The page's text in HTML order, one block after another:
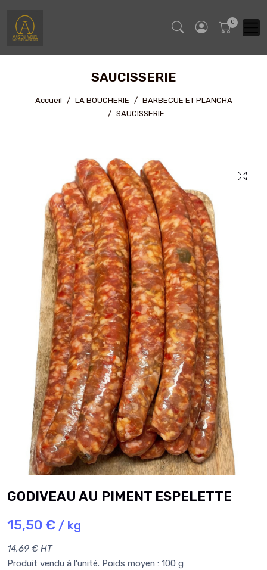
SAUCISSERIE
Accueil LA BOUCHERIE
BARBECUE ET PLANCHA
SAUCISSERIE
GODIVEAU AU PIMENT ESPELETTE
15,50 € / kg
14,69 € HT
Produit vendu à l'unité. Poids moyen : 100 g